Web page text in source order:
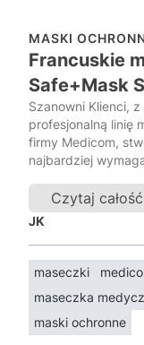
MASKI
Francuskie
Safe+Mask
Szanowni Klienci,
profesjonalną linię
firmy Medicom,
najbardziej
Czytaj całość
JK
maseczki
maseczka
maski ochronne